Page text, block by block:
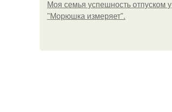
Моя семья успешность отпуском у
"Морюшка измеряет".